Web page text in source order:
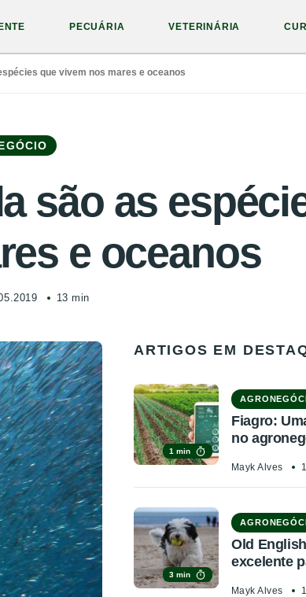
PECUÁRIA VETERINÁRIA
que vivem nos mares e oceanos
são as
e oceanos
13 min
ARTIGOS EM
1 min
Fiagro:
no
Mayk Alves
3 min
Old
excelente
Mayk Alves